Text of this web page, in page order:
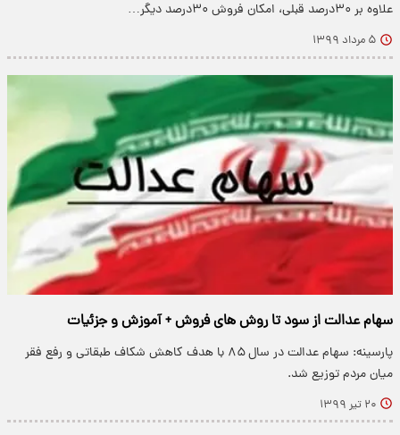
علاوه بر ۳۰درصد قبلی، امکان فروش ۳۰درصد دیگر…
۵ مرداد ۱۳۹۹
‌سهام عدالت از سود تا روش های فروش + آموزش و جزئیات
پارسینه: سهام عدالت در سال ۸۵ با هدف کاهش شکاف طبقاتی و رفع فقر
میان مردم توزیع شد.
۲۰ تیر ۱۳۹۹